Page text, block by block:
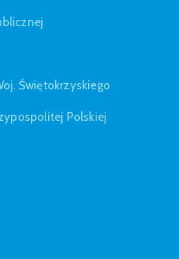
Świętokrzyskiego
Polskiej